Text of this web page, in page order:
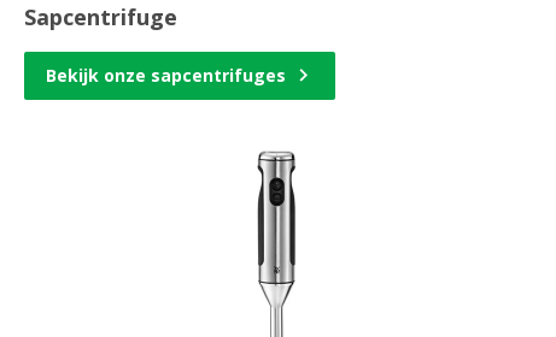
Sapcentrifuge
Bekijk onze sapcentrifuges